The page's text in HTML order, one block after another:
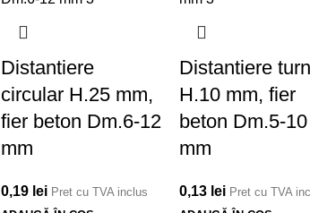
Distantiere
circular H.25 mm,
fier beton Dm.6-12
mm
0,19 lei Pret cu TVA inclus
Distantiere turn
H.10 mm, fier
beton Dm.5-10
mm
0,13 lei Pret cu TVA